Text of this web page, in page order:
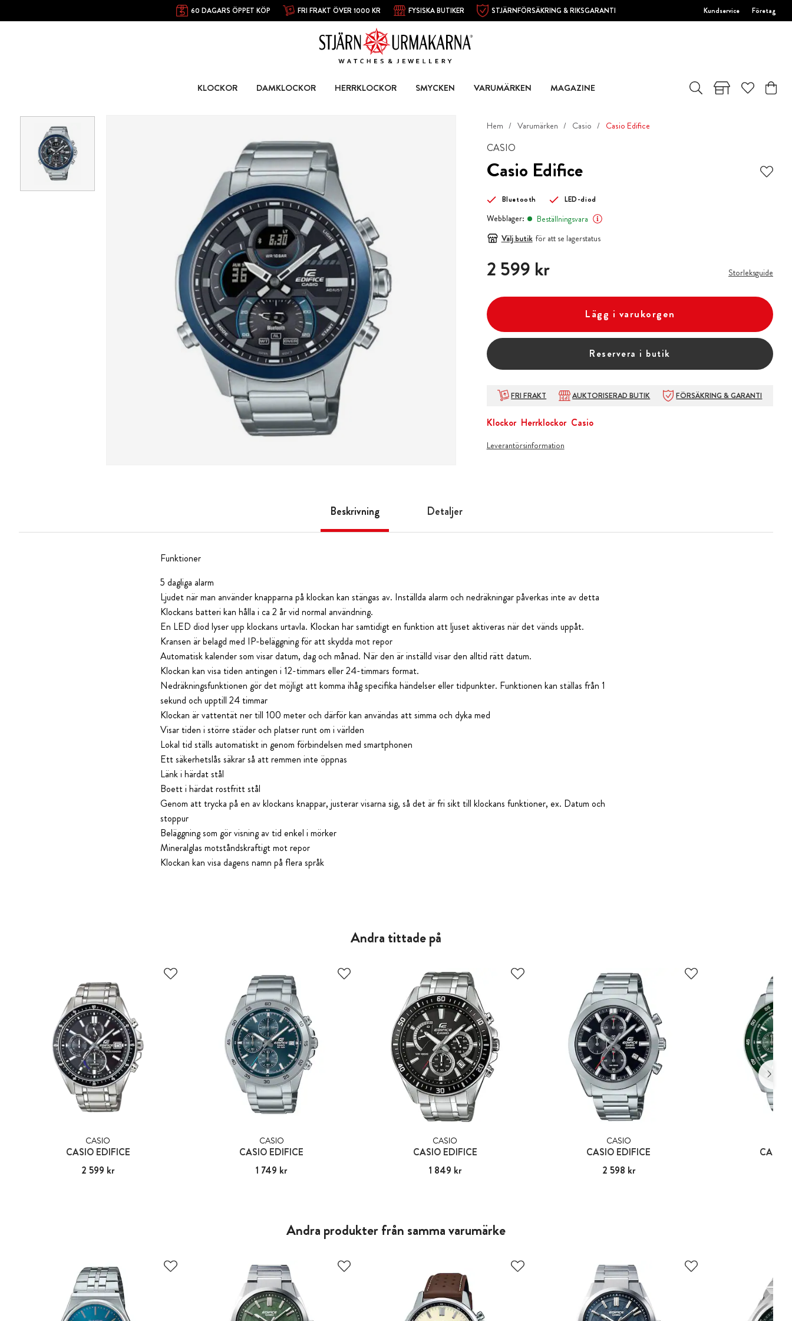
60 DAGARS ÖPPET KÖP FRI FRAKT ÖVER 1000 KR FYSISKA BUTIKER STJÄRNFÖRSÄKRING & RIKSGARANTI Kundservice Företag
KLOCKOR DAMKLOCKOR HERRKLOCKOR SMYCKEN VARUMÄRKEN MAGAZINE
Hem Varumärken Casio Casio Edifice
CASIO
Casio Edifice
Bluetooth LED-diod
Webblager:
Beställningsvara
Välj butik för att se lagerstatus
Pris :2 599 kr
2 599 kr Storleksguide
Lägg i varukorgen
Reservera i butik
FRI FRAKT AUKTORISERAD BUTIK FÖRSÄKRING & GARANTI
Klockor Herrklockor Casio
Leverantörsinformation
Beskrivning Detaljer
Funktioner
5 dagliga alarm
Ljudet när man använder knapparna på klockan kan stängas av. Inställda alarm och nedräkningar påverkas inte av detta
Klockans batteri kan hålla i ca 2 år vid normal användning.
En LED diod lyser upp klockans urtavla. Klockan har samtidigt en funktion att ljuset aktiveras när det vänds uppåt.
Kransen är belagd med IP-beläggning för att skydda mot repor
Automatisk kalender som visar datum, dag och månad. När den är inställd visar den alltid rätt datum.
Klockan kan visa tiden antingen i 12-timmars eller 24-timmars format.
Nedräkningsfunktionen gör det möjligt att komma ihåg specifika händelser eller tidpunkter. Funktionen kan ställas från 1
sekund och upptill 24 timmar
Klockan är vattentät ner till 100 meter och därför kan användas att simma och dyka med
Visar tiden i större städer och platser runt om i världen
Lokal tid ställs automatiskt in genom förbindelsen med smartphonen
Ett säkerhetslås säkrar så att remmen inte öppnas
Länk i härdat stål
Boett i härdat rostfritt stål
Genom att trycka på en av klockans knappar, justerar visarna sig, så det är fri sikt till klockans funktioner, ex. Datum och
stoppur
Beläggning som gör visning av tid enkel i mörker
Mineralglas motståndskraftigt mot repor
Klockan kan visa dagens namn på flera språk
Andra tittade på
CASIO
CASIO EDIFICE
Pris :2 599 kr
2 599 kr
CASIO
CASIO EDIFICE
Pris :1 749 kr
1 749 kr
CASIO
CASIO EDIFICE
Pris :1 849 kr
1 849 kr
CASIO
CASIO EDIFICE
Pris :2 598 kr
2 598 kr
CASIO
Andra produkter från samma varumärke